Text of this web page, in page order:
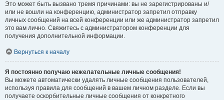
Это может быть вызвано тремя причинами: вы не зарегистрированы и/
или не вошли на конференцию, администратор запретил отправку
личных сообщений на всей конференции или же администратор запретил
это вам лично. Свяжитесь с администратором конференции для
получения дополнительной информации.
Вернуться к началу
Я постоянно получаю нежелательные личные сообщения!
Вы можете автоматически удалять личные сообщения пользователей,
используя правила для сообщений в вашем личном разделе. Если вы
получаете оскорбительные личные сообщения от конкретного